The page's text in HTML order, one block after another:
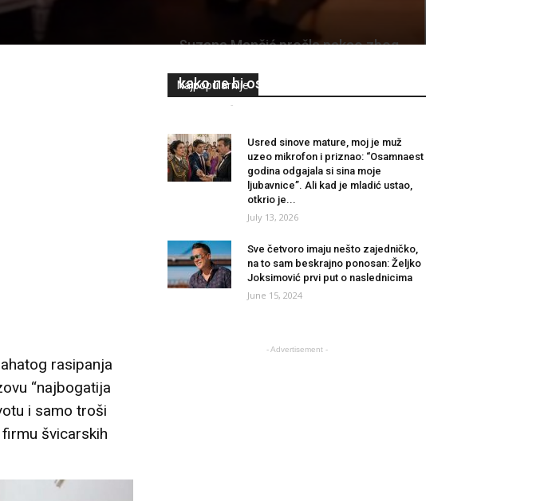
rasipanja
“najbogatija
i samo troši
švicarskih
Najpopularnije
Suzana Mančić prošla pakao zbog
kako ne bi ostala gladna
-
Usred sinove mature, moj je muž
uzeo mikrofon i priznao: “Osamnaest
godina odgajala si sina moje
ljubavnice”. Ali kad je mladić ustao,
otkrio je...
July 13, 2026
Sve četvoro imaju nešto zajedničko,
na to sam beskrajno ponosan: Željko
Joksimović prvi put o naslednicima
June 15, 2024
- Advertisement -